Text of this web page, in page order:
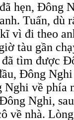
hẹn, Đông
Tuấn, dù
vì đi theo
tàu gần
tìm được
Đông
Nghi về phía
Nghi,
về nhà.